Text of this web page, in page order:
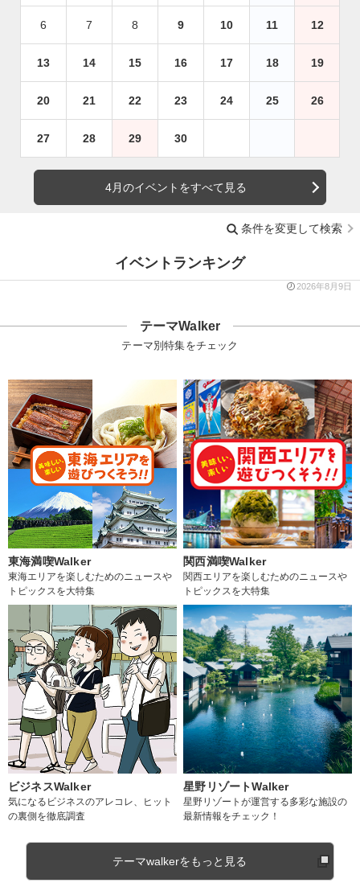
6 7 8 9 10 11 12
13 14 15 16 17 18 19
20 21 22 23 24 25 26
27 28 29 30
4月のイベントをすべて見る
条件を変更して検索
イベントランキング
2026年8月9日
テーマWalker
テーマ別特集をチェック
東海満喫Walker
東海エリアを楽しむためのニュースや
トピックスを大特集
関西満喫Walker
関西エリアを楽しむためのニュースや
トピックスを大特集
ビジネスWalker
気になるビジネスのアレコレ、ヒット
の裏側を徹底調査
星野リゾートWalker
星野リゾートが運営する多彩な施設の
最新情報をチェック！
テーマwalkerをもっと見る